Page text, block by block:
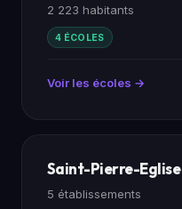
2 223 habitants
4 ÉCOLES
Voir les écoles →
Saint-Pierre-Eglise
5 établissements